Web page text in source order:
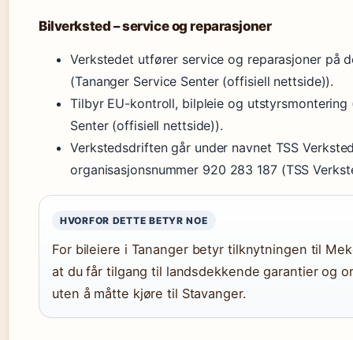
Bilverksted – service og reparasjoner
Verkstedet utfører service og reparasjoner på
(Tananger Service Senter (offisiell nettside)).
Tilbyr EU-kontroll, bilpleie og utstyrsmontering
Senter (offisiell nettside)).
Verkstedsdriften går under navnet TSS
organisasjonsnummer 920 283 187 (TSS
HVORFOR DETTE BETYR NOE
For bileiere i Tananger betyr tilknytningen til
at du får tilgang til landsdekkende garantier og
uten å måtte kjøre til Stavanger.